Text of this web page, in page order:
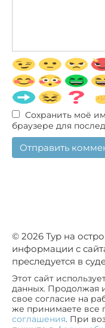
Сохранить моё
браузере для
© 2026 Тур на
информации с
преследуется в
Этот сайт
данных. Продолжая
свое согласие на
же принимаете все
соглашения. При